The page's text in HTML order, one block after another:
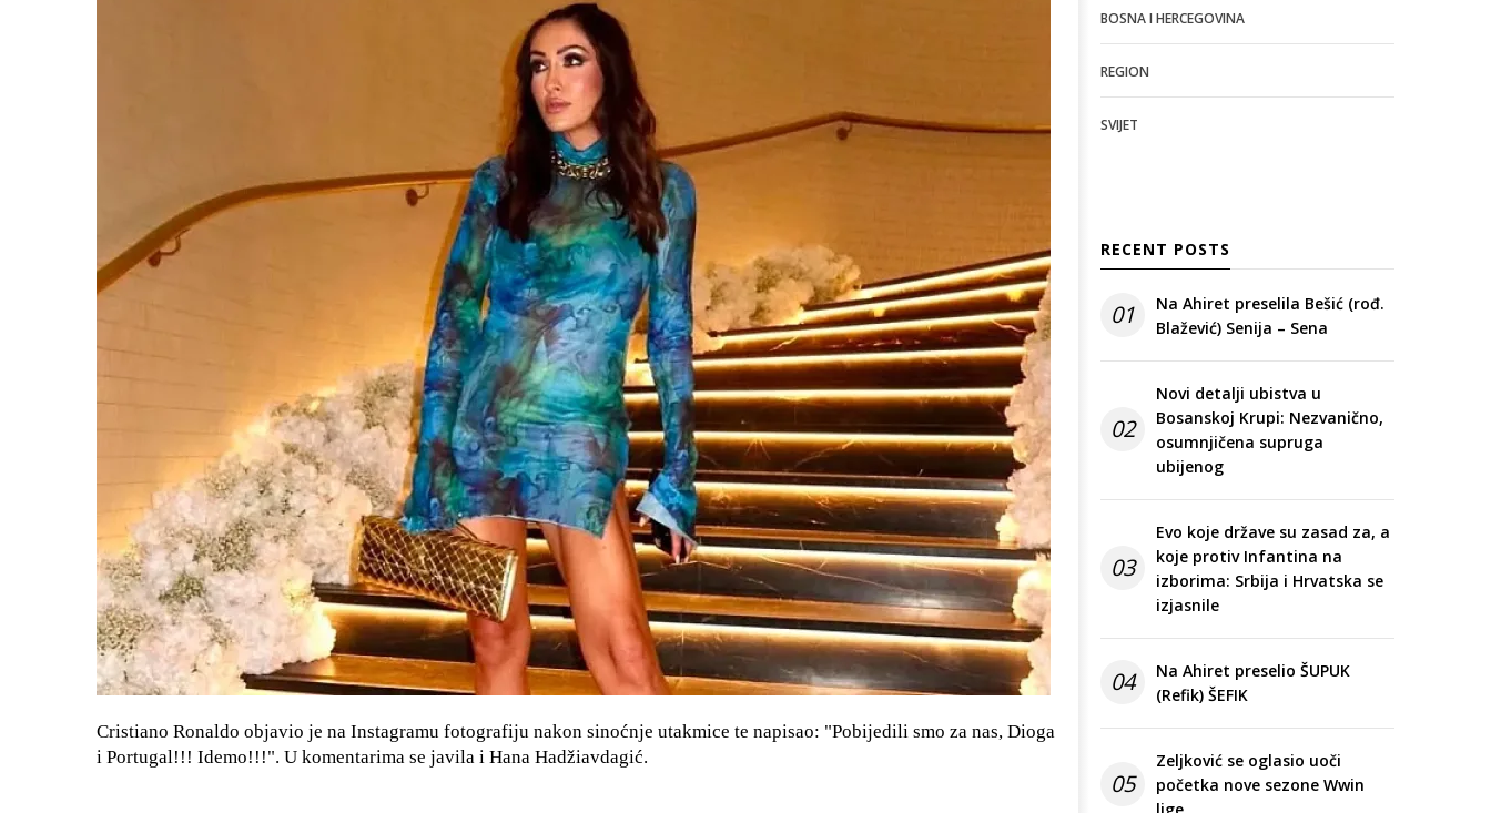
Cristiano Ronaldo objavio je na Instagramu fotografiju nakon sinoćnje utakmice te napisao: "Pobijedili smo za nas, Dioga
i Portugal!!! Idemo!!!". U komentarima se javila i Hana Hadžiavdagić.
BOSNA I HERCEGOVINA
REGION
SVIJET
RECENT POSTS
01
Na Ahiret preselila Bešić (rođ.
Blažević) Senija – Sena
02
Novi detalji ubistva u
Bosanskoj Krupi: Nezvanično,
osumnjičena supruga
ubijenog
03
Evo koje države su zasad za, a
koje protiv Infantina na
izborima: Srbija i Hrvatska se
izjasnile
04
Na Ahiret preselio ŠUPUK
(Refik) ŠEFIK
05
Zeljković se oglasio uoči
početka nove sezone Wwin